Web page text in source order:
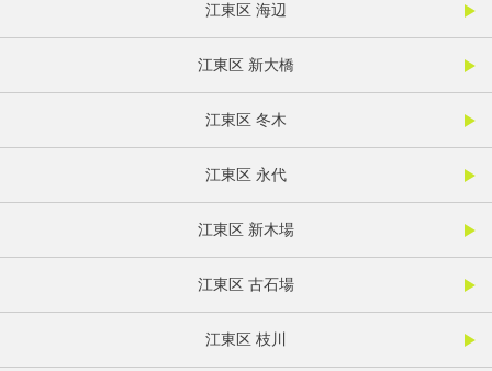
江東区 海辺
江東区 新大橋
江東区 冬木
江東区 永代
江東区 新木場
江東区 古石場
江東区 枝川